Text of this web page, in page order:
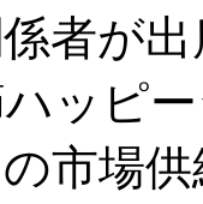
者が
ッピ
市場